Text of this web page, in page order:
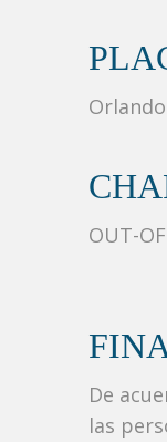
OUT-
De
las